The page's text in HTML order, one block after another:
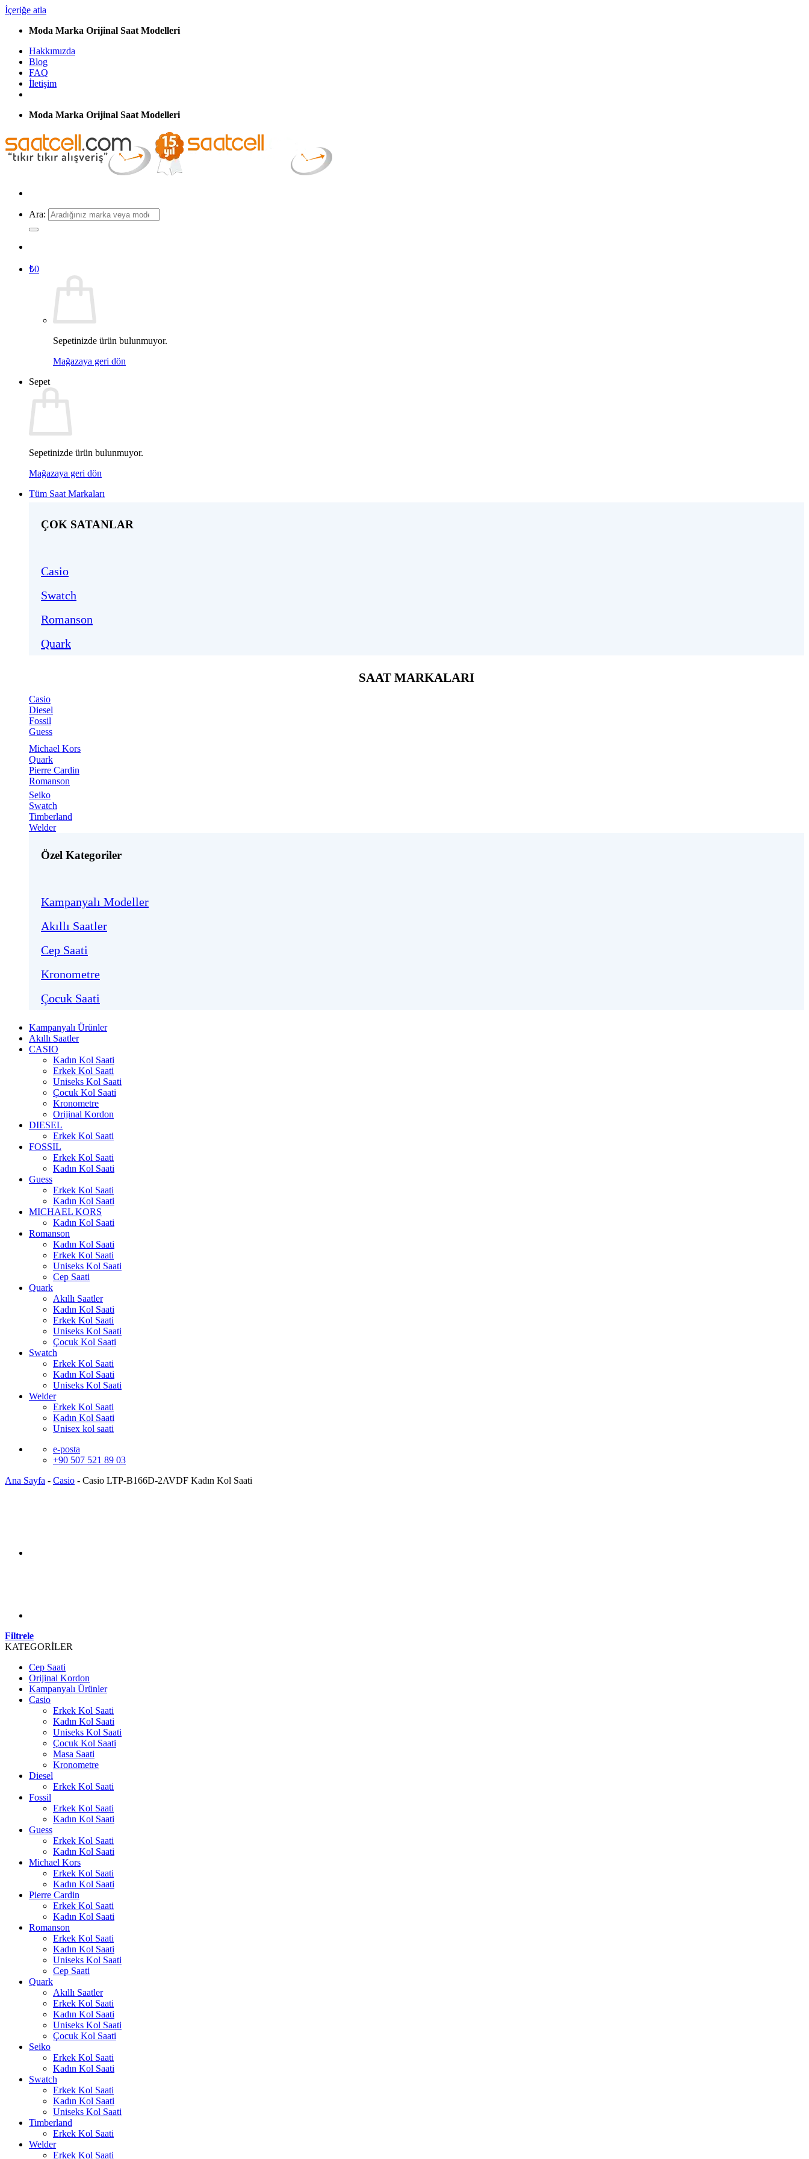
İçeriğe atla
Moda Marka Orijinal Saat Modelleri
Hakkımızda
Blog
FAQ
İletişim
Moda Marka Orijinal Saat Modelleri
Ara:
₺0
Sepetinizde ürün bulunmuyor.
Mağazaya geri dön
Sepet
Sepetinizde ürün bulunmuyor.
Mağazaya geri dön
Tüm Saat Markaları
ÇOK SATANLAR
Casio
Swatch
Romanson
Quark
SAAT MARKALARI
Casio
Diesel
Fossil
Guess
Michael Kors
Quark
Pierre Cardin
Romanson
Seiko
Swatch
Timberland
Welder
Özel Kategoriler
Kampanyalı Modeller
Akıllı Saatler
Cep Saati
Kronometre
Çocuk Saati
Kampanyalı Ürünler
Akıllı Saatler
CASIO
Kadın Kol Saati
Erkek Kol Saati
Uniseks Kol Saati
Çocuk Kol Saati
Kronometre
Orijinal Kordon
DIESEL
Erkek Kol Saati
FOSSIL
Erkek Kol Saati
Kadın Kol Saati
Guess
Erkek Kol Saati
Kadın Kol Saati
MICHAEL KORS
Kadın Kol Saati
Romanson
Kadın Kol Saati
Erkek Kol Saati
Uniseks Kol Saati
Cep Saati
Quark
Akıllı Saatler
Kadın Kol Saati
Erkek Kol Saati
Uniseks Kol Saati
Çocuk Kol Saati
Swatch
Erkek Kol Saati
Kadın Kol Saati
Uniseks Kol Saati
Welder
Erkek Kol Saati
Kadın Kol Saati
Unisex kol saati
e-posta
+90 507 521 89 03
Ana Sayfa - Casio - Casio LTP-B166D-2AVDF Kadın Kol Saati
Filtrele
KATEGORİLER
Cep Saati
Orijinal Kordon
Kampanyalı Ürünler
Casio
Erkek Kol Saati
Kadın Kol Saati
Uniseks Kol Saati
Çocuk Kol Saati
Masa Saati
Kronometre
Diesel
Erkek Kol Saati
Fossil
Erkek Kol Saati
Kadın Kol Saati
Guess
Erkek Kol Saati
Kadın Kol Saati
Michael Kors
Erkek Kol Saati
Kadın Kol Saati
Pierre Cardin
Erkek Kol Saati
Kadın Kol Saati
Romanson
Erkek Kol Saati
Kadın Kol Saati
Uniseks Kol Saati
Cep Saati
Quark
Akıllı Saatler
Erkek Kol Saati
Kadın Kol Saati
Uniseks Kol Saati
Çocuk Kol Saati
Seiko
Erkek Kol Saati
Kadın Kol Saati
Swatch
Erkek Kol Saati
Kadın Kol Saati
Uniseks Kol Saati
Timberland
Erkek Kol Saati
Welder
Erkek Kol Saati